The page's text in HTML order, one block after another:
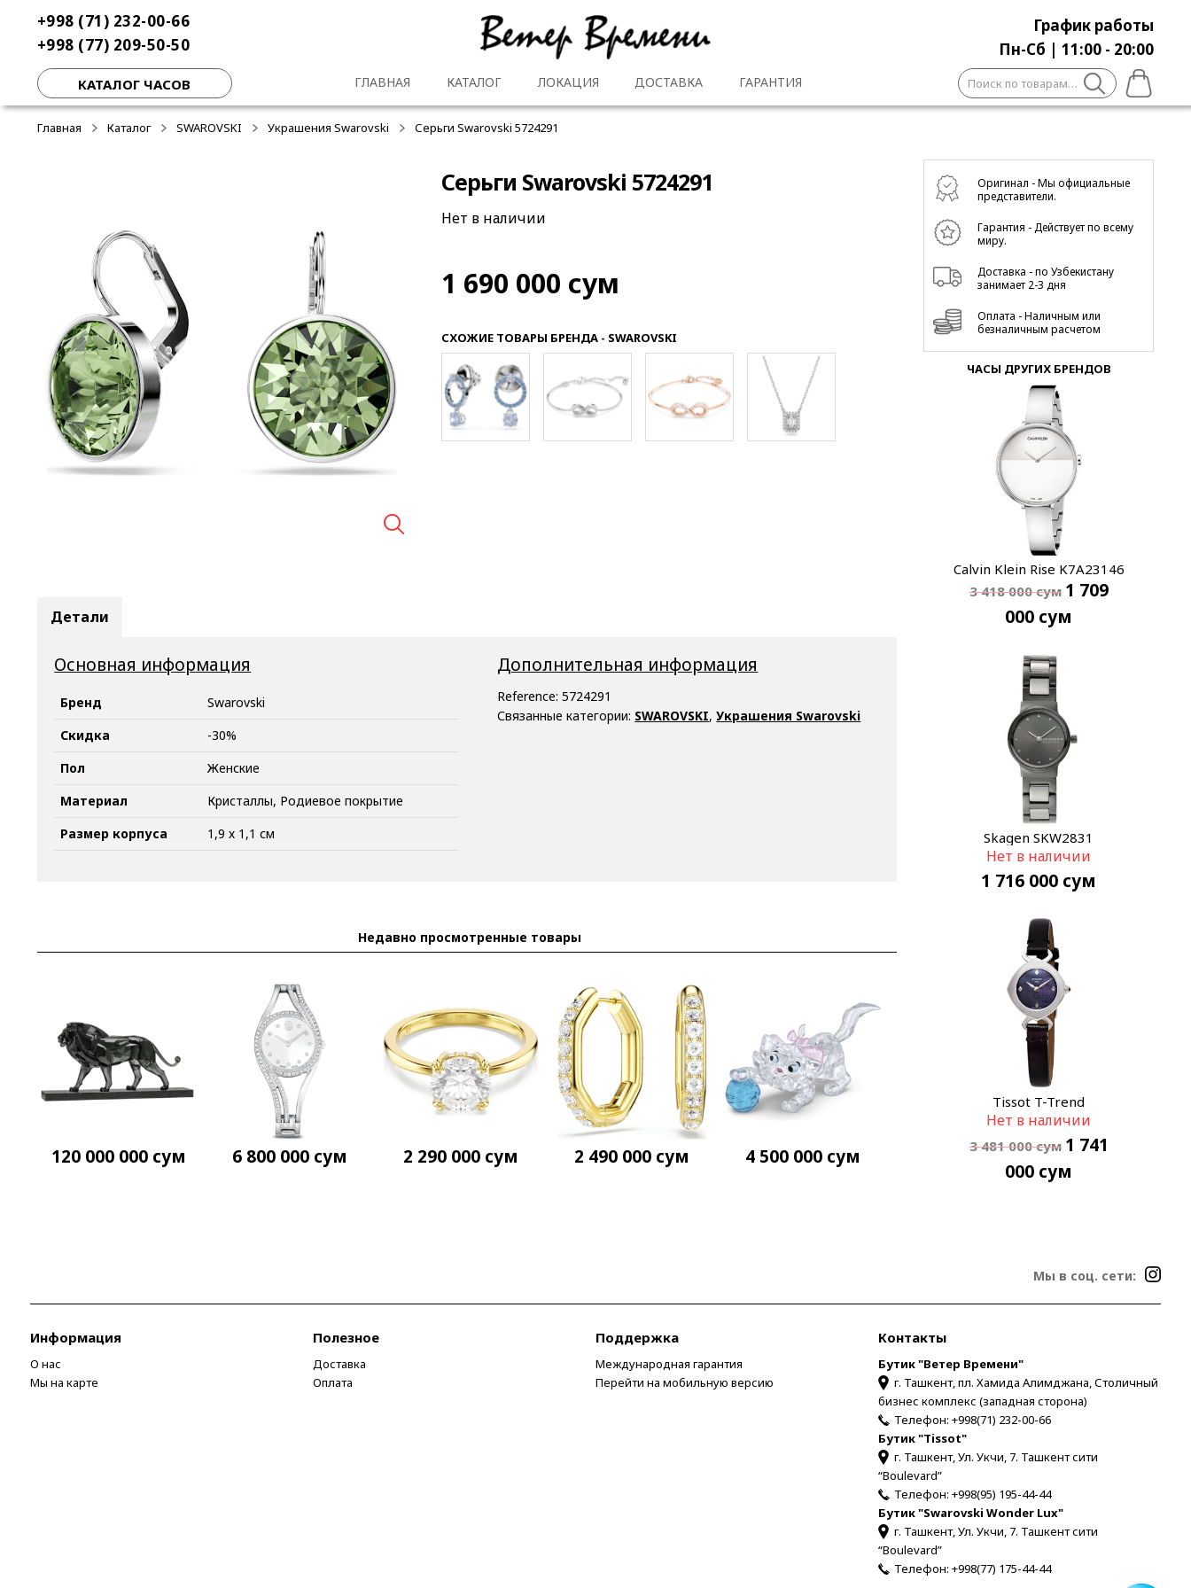
навигации
содержимому
+998 (71) 232-00-66
+998 (77) 209-50-50
График работы
Пн-Сб | 11:00 - 20:00
КАТАЛОГ ЧАСОВ ГЛАВНАЯ КАТАЛОГ ЛОКАЦИЯ ДОСТАВКА ГАРАНТИЯ Искать:
Главная Каталог SWAROVSKI Украшения Swarovski Серьги Swarovski 5724291
Серьги Swarovski 5724291
Нет в наличии
1 690 000 сум
СХОЖИЕ ТОВАРЫ БРЕНДА - SWAROVSKI
Детали
Основная информация
Бренд
Swarovski
Скидка
-30%
Пол
Женские
Материал
Кристаллы, Родиевое покрытие
Размер корпуса
1,9 х 1,1 см
Дополнительная информация
Reference:5724291
Связанные категории: SWAROVSKI,Украшения Swarovski
Недавно просмотренные товары
120 000 000 сум 6 800 000 сум 2 290 000 сум 2 490 000 сум 4 500 000 сум
Оригинал - Мы официальные
представители.
Гарантия - Действует по всему
миру.
Доставка - по Узбекистану
занимает 2-3 дня
Оплата - Наличным или
безналичным расчетом
ЧАСЫ ДРУГИХ БРЕНДОВ
Calvin Klein Rise K7A23146
-50%
3 418 000сум 1 709
000 сум
Skagen SKW2831
Нет в наличии
1 716 000 сум
Tissot T-Trend
T113.109.16.126.00
-50%
Нет в наличии
3 481 000сум 1 741
000 сум
Мы в соц. сети:
Информация
О нас
Мы на карте
Полезное
Доставка
Оплата
Поддержка
Международная гарантия
Перейти на мобильную версию
Контакты
Бутик "Ветер Времени"
г. Ташкент, пл. Хамида Алимджана, Столичный
бизнес комплекс (западная сторона)
Телефон: +998(71) 232-00-66
Бутик "Tissot"
г. Ташкент, Ул. Укчи, 7. Ташкент сити
“Boulevard”
Телефон: +998(95) 195-44-44
Бутик "Swarovski Wonder Lux"
г. Ташкент, Ул. Укчи, 7. Ташкент сити
“Boulevard”
Телефон: +998(77) 175-44-44